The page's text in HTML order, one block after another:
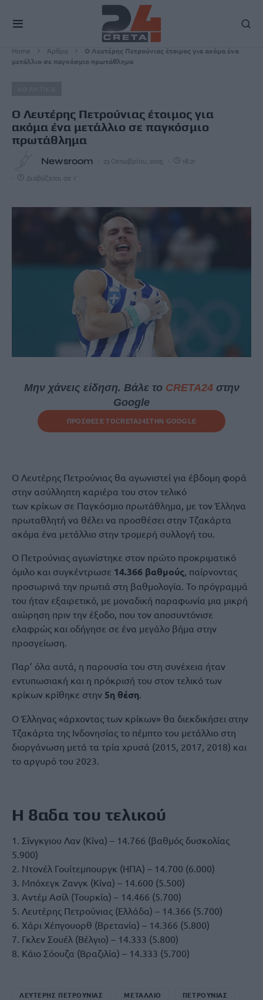
Home Άρθρα
Ο Λευτέρης Πετρούνιας έτοιμος για ακόμα ένα
μετάλλιο σε παγκόσμιο πρωτάθλημα
Ο Λευτέρης Πετρούνιας έτοιμος για
ακόμα ένα μετάλλιο σε παγκόσμιο
πρωτάθλημα
Newsroom 23 Οκτωβρίου, 2025 18:21
Διαβάζεται σε 1'
Μην χάνεις είδηση. Βάλε το CRETA24στην
Google
ΠΡΟΣΘΕΣΕ ΤΟCRETA24ΣΤΗΝ GOOGLE
Ο Λευτέρης Πετρούνιας θα αγωνιστεί για έβδομη φορά
στην ασύλληπτη καριέρα του στον τελικό
των κρίκων σε Παγκόσμιο πρωτάθλημα, με τον Έλληνα
πρωταθλητή να θέλει να προσθέσει στην Τζακάρτα
ακόμα ένα μετάλλιο στην τρομερή συλλογή του.
Ο Πετρούνιας αγωνίστηκε στον πρώτο προκριματικό
όμιλο και συγκέντρωσε 14.366 βαθμούς, παίρνοντας
προσωρινά την πρωτιά στη βαθμολογία. Το πρόγραμμά
του ήταν εξαιρετικό, με μοναδική παραφωνία μια μικρή
αιώρηση πριν την έξοδο, που τον αποσυντόνισε
ελαφρώς και οδήγησε σε ένα μεγάλο βήμα στην
προσγείωση.
Παρ’ όλα αυτά, η παρουσία του στη συνέχεια ήταν
εντυπωσιακή και η πρόκρισή του στον τελικό των
κρίκων κρίθηκε στην 5η θέση.
Ο Έλληνας «άρχοντας των κρίκων» θα διεκδικήσει στην
Τζακάρτα της Ινδονησίας το πέμπτο του μετάλλιο στη
διοργάνωση μετά τα τρία χρυσά (2015, 2017, 2018) και
το αργυρό του 2023.
Η 8αδα του τελικού
1. Σίνγκγιου Λαν (Κίνα) – 14.766 (βαθμός δυσκολίας
5.900)
2. Ντονέλ Γουίτεμπουργκ (ΗΠΑ) – 14.700 (6.000)
3. Μπόχεγκ Ζανγκ (Κίνα) – 14.600 (5.500)
3. Αντέμ Ασίλ (Τουρκία) – 14.466 (5.700)
5. Λευτέρης Πετρούνιας (Ελλάδα) – 14.366 (5.700)
6. Χάρι Χέπγουορθ (Βρετανία) – 14.366 (5.800)
7. Γκλεν Σουέλ (Βέλγιο) – 14.333 (5.800)
8. Κάιο Σόουζα (Βραζιλία) – 14.333 (5.700)
ΛΕΥΤΕΡΗΣ ΠΕΤΡΟΥΝΙΑΣ ΜΕΤΑΛΛΙΟ ΠΕΤΡΟΥΝΙΑΣ